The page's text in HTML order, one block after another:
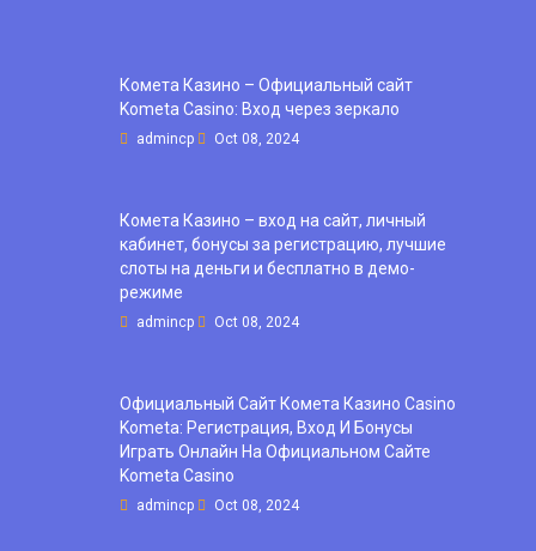
Комета Казино – Официальный сайт
Kometa Casino: Вход через зеркало
admincp Oct 08, 2024
Комета Казино – вход на сайт, личный
кабинет, бонусы за регистрацию, лучшие
слоты на деньги и бесплатно в демо-
режиме
admincp Oct 08, 2024
Официальный Сайт Комета Казино Casino
Kometa: Регистрация, Вход И Бонусы ️
Играть Онлайн На Официальном Сайте
Kometa Casino
admincp Oct 08, 2024